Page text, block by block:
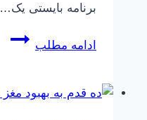
برنامه بایستی یک…
ادامه مطلب
چطور
بگیریم